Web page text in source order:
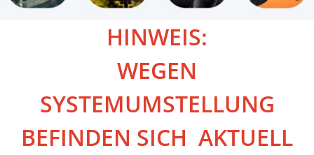
HINWEIS:
WEGEN
SYSTEMUMSTELLUNG
BEFINDEN SICH AKTUELL